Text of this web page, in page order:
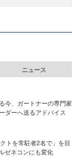
ニュース
今、ガートナーの専門家
ダーへ送るアドバイス
トを常駐者2名で」を目
ゼネコンにも変化